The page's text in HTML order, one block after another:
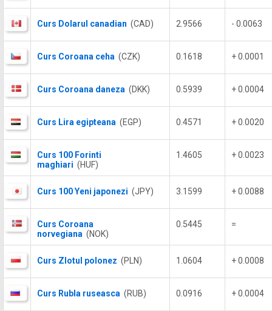
Curs Dolarul canadian (CAD) 2.9566 - 0.0063
Curs Coroana ceha (CZK) 0.1618 + 0.0001
Curs Coroana daneza (DKK) 0.5939 + 0.0004
Curs Lira egipteana (EGP) 0.4571 + 0.0020
Curs 100 Forinti
maghiari (HUF)
1.4605 + 0.0023
Curs 100 Yeni japonezi (JPY) 3.1599 + 0.0088
Curs Coroana
norvegiana (NOK)
0.5445 =
Curs Zlotul polonez (PLN) 1.0604 + 0.0008
Curs Rubla ruseasca (RUB) 0.0916 + 0.0004